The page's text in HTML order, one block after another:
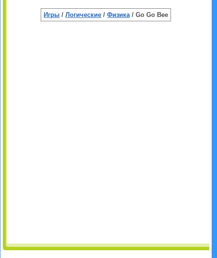
Игры /Логические /Физика/ Go Go Bee